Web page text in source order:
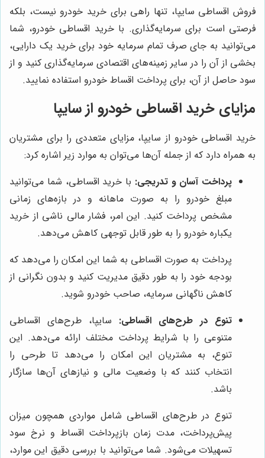
فروش اقساطی سایپا، تنها راهی برای خرید خودرو نیست، بلکه
فرصتی است برای سرمایه‌گذاری. با خرید اقساطی خودرو، شما
می‌توانید به جای صرف تمام سرمایه خود برای خرید یک دارایی،
بخشی از آن را در سایر زمینه‌های اقتصادی سرمایه‌گذاری کنید و از
سود حاصل از آن، برای پرداخت اقساط خودرو استفاده نمایید.
مزایای خرید اقساطی خودرو از سایپا
خرید اقساطی خودرو از سایپا، مزایای متعددی را برای مشتریان
به همراه دارد که از جمله آن‌ها می‌توان به موارد زیر اشاره کرد:
پرداخت آسان و تدریجی: با خرید اقساطی، شما می‌توانید
مبلغ خودرو را به صورت ماهانه و در بازه‌های زمانی
مشخص پرداخت کنید. این امر، فشار مالی ناشی از خرید
یکباره خودرو را به طور قابل توجهی کاهش می‌دهد.
پرداخت به صورت اقساطی به شما این امکان را می‌دهد که
بودجه خود را به طور دقیق مدیریت کنید و بدون نگرانی از
کاهش ناگهانی سرمایه، صاحب خودرو شوید.
تنوع در طرح‌های اقساطی: سایپا، طرح‌های اقساطی
متنوعی را با شرایط پرداخت مختلف ارائه می‌دهد. این
تنوع، به مشتریان این امکان را می‌دهد تا طرحی را
انتخاب کنند که با وضعیت مالی و نیازهای آن‌ها سازگار
باشد.
تنوع در طرح‌های اقساطی شامل مواردی همچون میزان
پیش‌پرداخت، مدت زمان بازپرداخت اقساط و نرخ سود
تسهیلات می‌شود. شما می‌توانید با بررسی دقیق این موارد،